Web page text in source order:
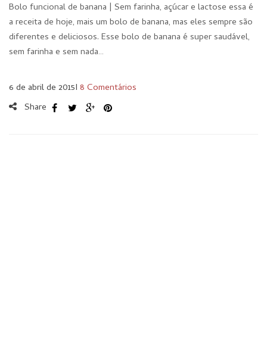
Bolo funcional de banana | Sem farinha, açúcar e lactose essa é
a receita de hoje, mais um bolo de banana, mas eles sempre são
diferentes e deliciosos. Esse bolo de banana é super saudável,
sem farinha e sem nada…
6 de abril de 2015I 8 Comentários
Share